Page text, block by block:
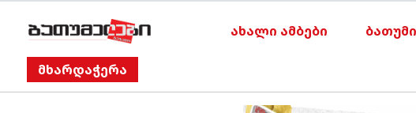
ახალი ამბები ბათუმი
მხარდაჭერა